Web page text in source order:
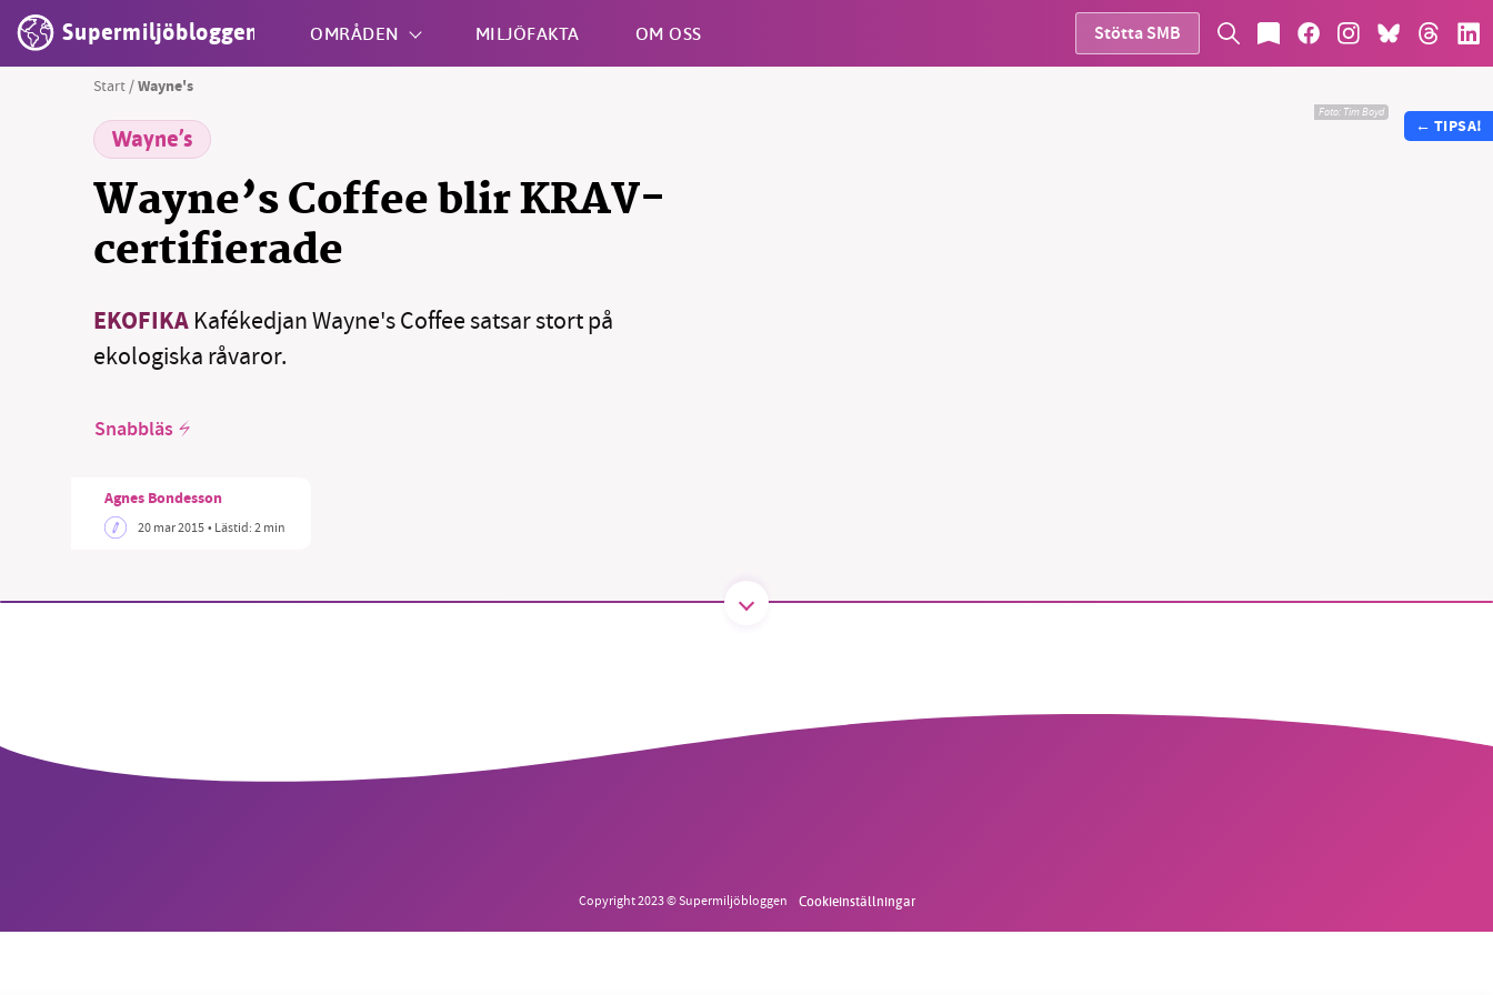
Supermiljöbloggen OMRÅDEN MILJÖFAKTA OM OSS Stötta SMB
Start /Wayne's
Wayne’s
Wayne’s Coffee blir KRAV-
certifierade
EKOFIKA Kafékedjan Wayne's Coffee satsar stort på
ekologiska råvaror.
Snabbläs
Agnes Bondesson
20 mar 2015• Lästid:2 min
Foto: Tim Boyd
← TIPSA!
Copyright 2023 © Supermiljöbloggen Cookieinställningar
och vi hoppas att du vill hjälpa oss.